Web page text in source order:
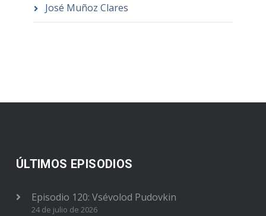
José Muñoz Clares
ÚLTIMOS EPISODIOS
Episodio 120: Vsévolod Pudovkin
24 de julio de 2026